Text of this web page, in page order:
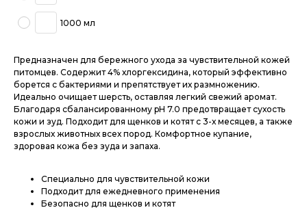
1000 мл
Предназначен для бережного ухода за чувствительной кожей
питомцев. Содержит 4% хлоргексидина, который эффективно
борется с бактериями и препятствует их размножению.
Идеально очищает шерсть, оставляя легкий свежий аромат.
Благодаря сбалансированному pH 7.0 предотвращает сухость
кожи и зуд. Подходит для щенков и котят с 3-х месяцев, а также
взрослых животных всех пород. Комфортное купание,
здоровая кожа без зуда и запаха.
Специально для чувствительной кожи
Подходит для ежедневного применения
Безопасно для щенков и котят